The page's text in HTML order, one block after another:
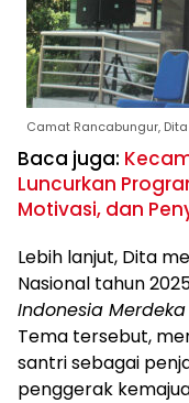
Camat Rancabungur,
Baca juga:
Luncurkan
Motivasi, dan
Lebih lanjut, Dita
Nasional tahun
Indonesia
Tema tersebut,
santri sebagai
penggerak